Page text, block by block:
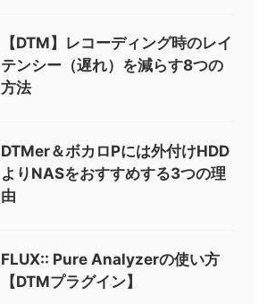
【DTM】レコーディング時のレイ
テンシー（遅れ）を減らす8つの
方法
DTMer＆ボカロPには外付けHDD
よりNASをおすすめする3つの理
由
FLUX:: Pure Analyzerの使い方
【DTMプラグイン】